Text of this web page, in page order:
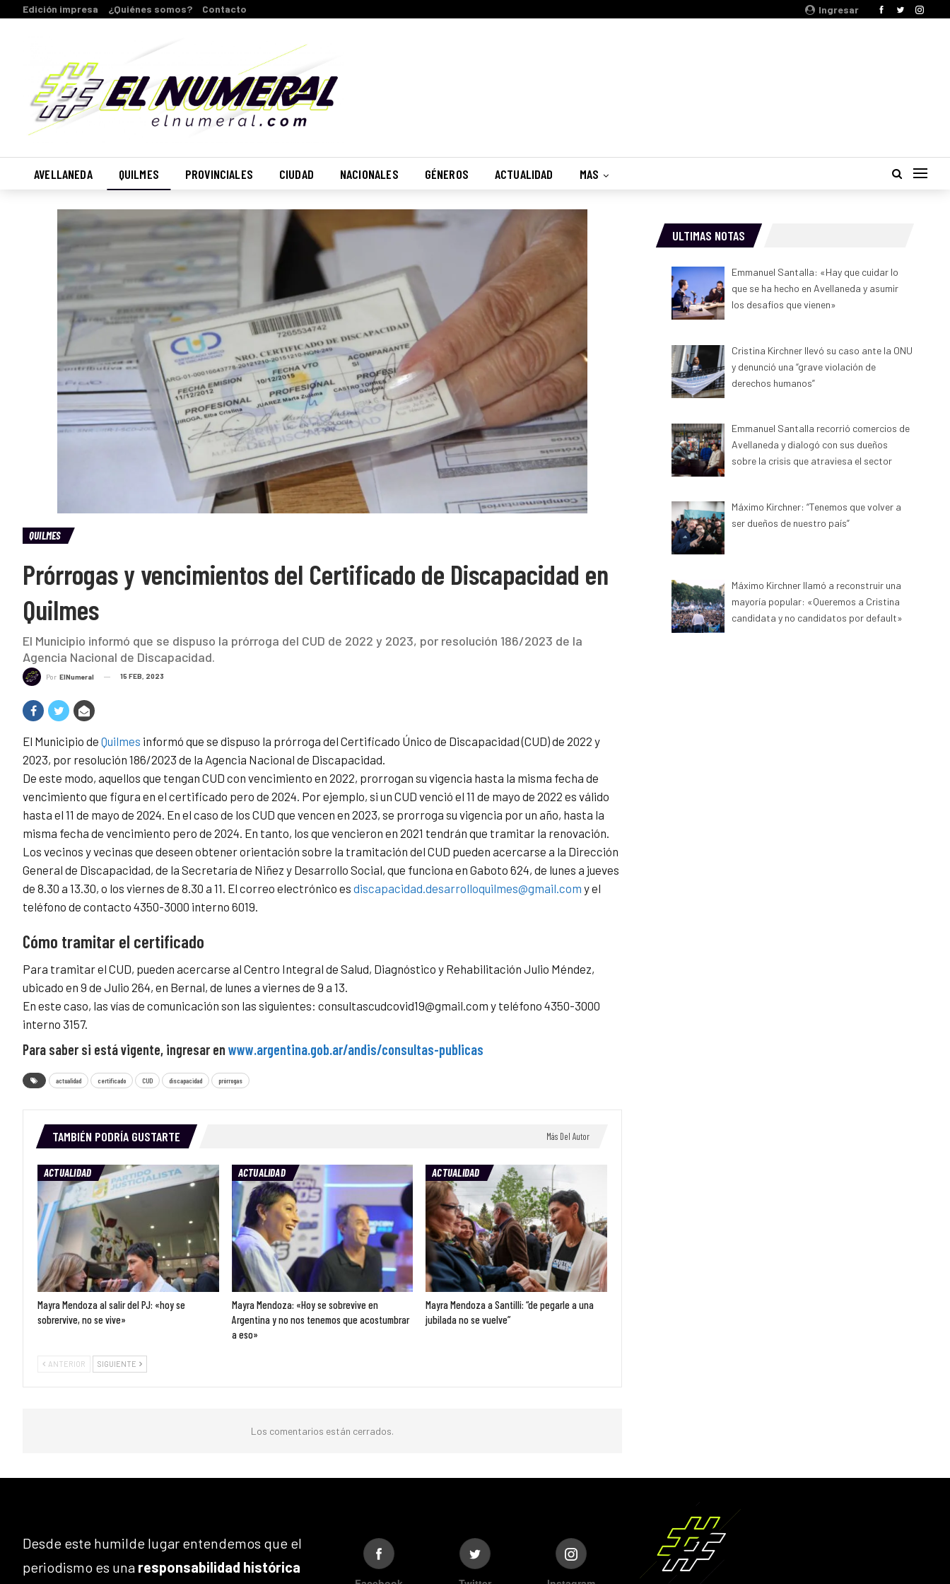
Ingresar
Edición impresa ¿Quiénes somos? Contacto
AVELLANEDA QUILMES PROVINCIALES CIUDAD NACIONALES GÉNEROS ACTUALIDAD MAS
QUILMES
Prórrogas y vencimientos del Certificado de Discapacidad en
Quilmes
El Municipio informó que se dispuso la prórroga del CUD de 2022 y 2023, por resolución 186/2023 de la
Agencia Nacional de Discapacidad.
Por ElNumeral 15 FEB, 2023
El Municipio de Quilmes informó que se dispuso la prórroga del Certificado Único de Discapacidad (CUD) de 2022 y
2023, por resolución 186/2023 de la Agencia Nacional de Discapacidad.
De este modo, aquellos que tengan CUD con vencimiento en 2022, prorrogan su vigencia hasta la misma fecha de
vencimiento que figura en el certificado pero de 2024. Por ejemplo, si un CUD venció el 11 de mayo de 2022 es válido
hasta el 11 de mayo de 2024. En el caso de los CUD que vencen en 2023, se prorroga su vigencia por un año, hasta la
misma fecha de vencimiento pero de 2024. En tanto, los que vencieron en 2021 tendrán que tramitar la renovación.
Los vecinos y vecinas que deseen obtener orientación sobre la tramitación del CUD pueden acercarse a la Dirección
General de Discapacidad, de la Secretaría de Niñez y Desarrollo Social, que funciona en Gaboto 624, de lunes a jueves
de 8.30 a 13.30, o los viernes de 8.30 a 11. El correo electrónico es discapacidad.desarrolloquilmes@gmail.com y el
teléfono de contacto 4350-3000 interno 6019.
Cómo tramitar el certificado
Para tramitar el CUD, pueden acercarse al Centro Integral de Salud, Diagnóstico y Rehabilitación Julio Méndez,
ubicado en 9 de Julio 264, en Bernal, de lunes a viernes de 9 a 13.
En este caso, las vías de comunicación son las siguientes: consultascudcovid19@gmail.com y teléfono 4350-3000
interno 3157.
Para saber si está vigente, ingresar en www.argentina.gob.ar/andis/consultas-publicas
actualidad certificado CUD discapacidad prórrogas
TAMBIÉN PODRÍA GUSTARTE Más Del Autor
ACTUALIDAD
Mayra Mendoza al salir del PJ: «hoy se
sobrervive, no se vive»
ACTUALIDAD
Mayra Mendoza: «Hoy se sobrevive en
Argentina y no nos tenemos que acostumbrar
a eso»
ACTUALIDAD
Mayra Mendoza a Santilli: “de pegarle a una
jubilada no se vuelve”
ANTERIOR SIGUIENTE
Los comentarios están cerrados.
ULTIMAS NOTAS
Emmanuel Santalla: «Hay que cuidar lo
que se ha hecho en Avellaneda y asumir
los desafíos que vienen»
Cristina Kirchner llevó su caso ante la ONU
y denunció una “grave violación de
derechos humanos”
Emmanuel Santalla recorrió comercios de
Avellaneda y dialogó con sus dueños
sobre la crisis que atraviesa el sector
Máximo Kirchner: “Tenemos que volver a
ser dueños de nuestro país”
Máximo Kirchner llamó a reconstruir una
mayoría popular: «Queremos a Cristina
candidata y no candidatos por default»
Desde este humilde lugar entendemos que el
periodismo es una responsabilidad histórica